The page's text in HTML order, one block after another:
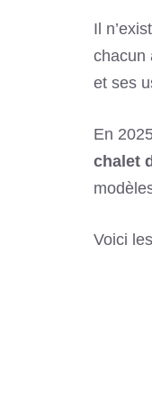
Il
chacun
et ses
En
chalet
Voici